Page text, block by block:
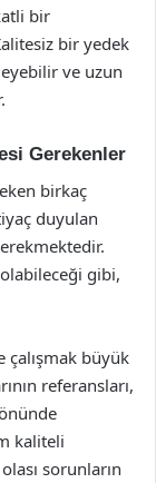
bir
bir yedek
ve uzun
Gerekenler
birkaç
duyulan
gibi,
çalışmak büyük
referansları,
kaliteli
sorunların